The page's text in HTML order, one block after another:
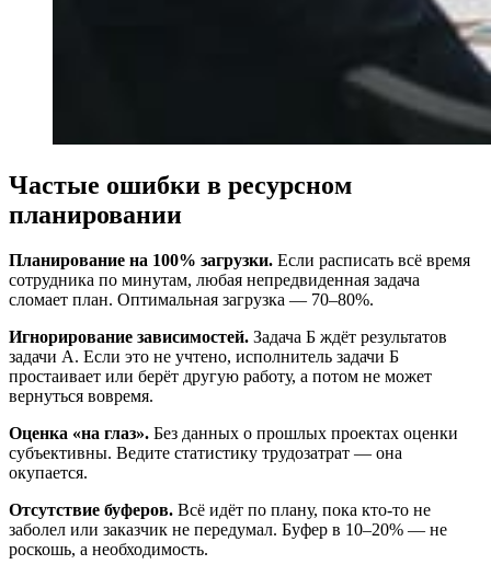
Частые ошибки в ресурсном
планировании
Планирование на 100% загрузки. Если расписать всё время
сотрудника по минутам, любая непредвиденная задача
сломает план. Оптимальная загрузка — 70–80%.
Игнорирование зависимостей. Задача Б ждёт результатов
задачи А. Если это не учтено, исполнитель задачи Б
простаивает или берёт другую работу, а потом не может
вернуться вовремя.
Оценка «на глаз». Без данных о прошлых проектах оценки
субъективны. Ведите статистику трудозатрат — она
окупается.
Отсутствие буферов. Всё идёт по плану, пока кто-то не
заболел или заказчик не передумал. Буфер в 10–20% — не
роскошь, а необходимость.